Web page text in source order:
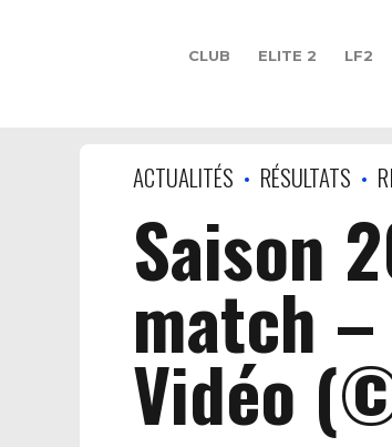
CLUB ELITE 2 LF2
ACTUALITÉS RÉSULTATS
Saison
match –
Vidéo